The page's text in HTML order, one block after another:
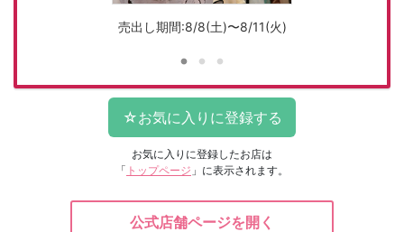
売出し期間:8/8(土)〜8/11(火)
お気に入りに登録したお店は
「 トップページ 」に表示されます。
公式店舗ページを開く